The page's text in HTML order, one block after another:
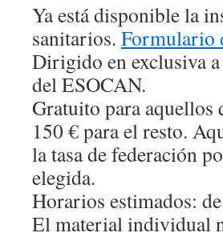
Ya está disponible la
sanitarios. Formulario
Dirigido en exclusiva
del ESOCAN.
Gratuito para aquellos
150 € para el resto.
la tasa de federación
elegida.
Horarios estimados:
El material individual